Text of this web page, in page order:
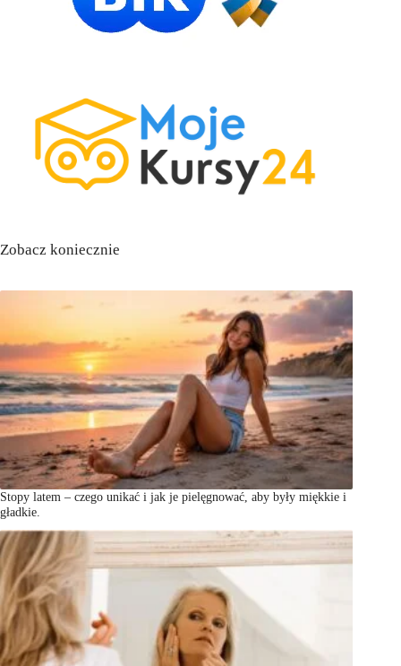
Zobacz koniecznie
Stopy latem – czego unikać i jak je pielęgnować, aby były miękkie i
gładkie.